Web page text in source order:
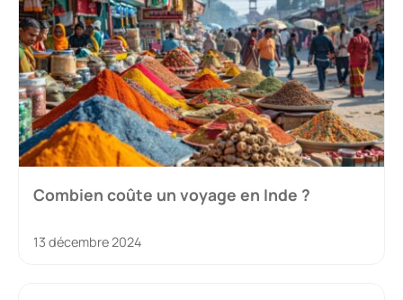
Combien coûte un voyage en Inde ?
13 décembre 2024